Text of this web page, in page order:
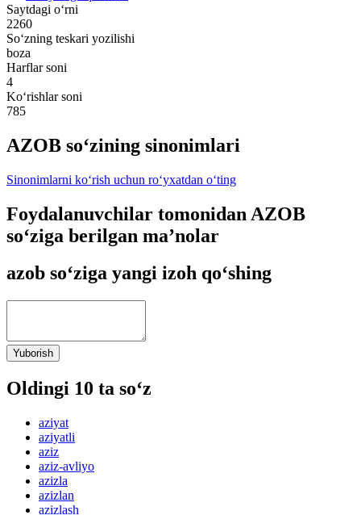
Saytdagi o‘rni
2260
So‘zning teskari yozilishi
boza
Harflar soni
4
Ko‘rishlar soni
785
AZOB so‘zining sinonimlari
Sinonimlarni ko‘rish uchun ro‘yxatdan o‘ting
Foydalanuvchilar tomonidan AZOB
so‘ziga berilgan ma’nolar
azob so‘ziga yangi izoh qo‘shing
Yuborish
Oldingi 10 ta so‘z
aziyat
aziyatli
aziz
aziz-avliyo
azizla
azizlan
azizlash